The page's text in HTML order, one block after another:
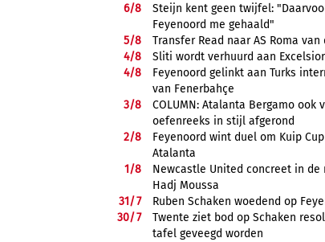
6/8
Steijn kent geen twijfel:
Feyenoord me gehaald"
5/8
Transfer Read naar AS Roma van
4/8
Sliti wordt verhuurd aan Excelsior
4/8
Feyenoord gelinkt aan Turks
van Fenerbahçe
3/8
COLUMN: Atalanta Bergamo ook
oefenreeks in stijl afgerond
2/8
Feyenoord wint duel om Kuip
Atalanta
1/8
Newcastle United concreet in de
Hadj Moussa
31/7
Ruben Schaken woedend op
30/7
Twente ziet bod op Schaken
tafel geveegd worden